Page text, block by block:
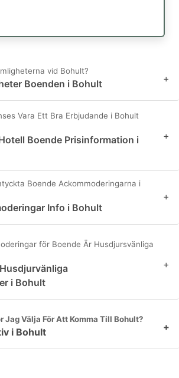
vid Bohult?
Boenden i Bohult +
Vara Ett Bra Erbjudande i Bohult
Boende Prisinformation i
+
Boende Ackommoderingarna i
Info i Bohult
+
för Boende Är Husdjursvänliga
i Bohult
+
Jag Välja För Att Komma Till Bohult?
i Bohult +